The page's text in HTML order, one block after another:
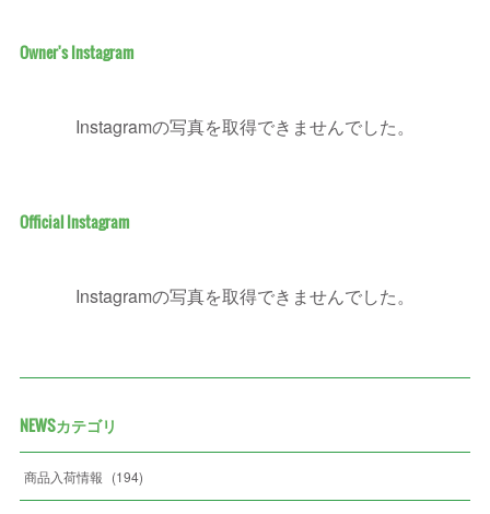
Owner's Instagram
Instagramの写真を取得できませんでした。
Official Instagram
Instagramの写真を取得できませんでした。
NEWSカテゴリ
商品入荷情報 (194)